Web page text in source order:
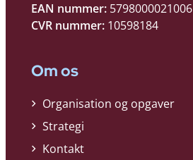
EAN nummer: 5798000021006
CVR nummer: 10598184
Om os
Organisation og opgaver
Strategi
Kontakt